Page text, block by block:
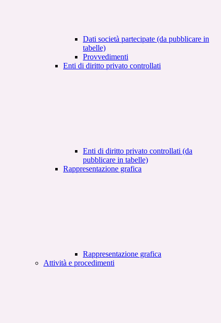
Dati società partecipate (da pubblicare in
tabelle)
Provvedimenti
Enti di diritto privato controllati
Enti di diritto privato controllati (da
pubblicare in tabelle)
Rappresentazione grafica
Rappresentazione grafica
Attività e procedimenti